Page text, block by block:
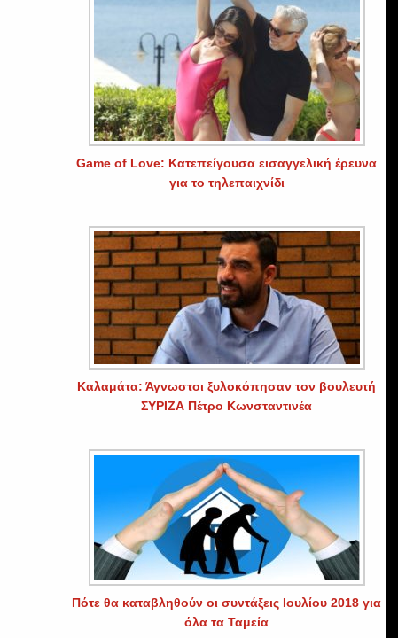
Game of Love: Κατεπείγουσα εισαγγελική έρευνα
για το τηλεπαιχνίδι
Καλαμάτα: Άγνωστοι ξυλοκόπησαν τον βουλευτή
ΣΥΡΙΖΑ Πέτρο Κωνσταντινέα
Πότε θα καταβληθούν οι συντάξεις Ιουλίου 2018 για
όλα τα Ταμεία